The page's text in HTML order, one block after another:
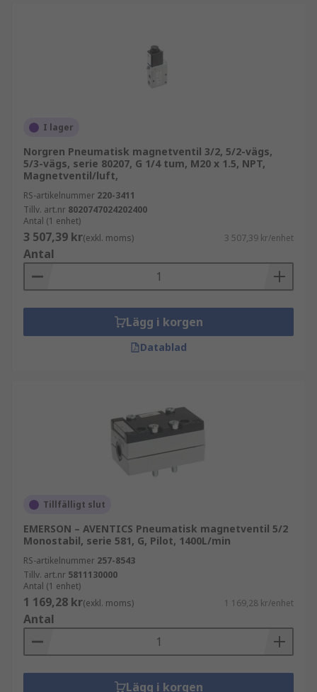
I lager
Norgren Pneumatisk magnetventil 3/2, 5/2-vägs,
5/3-vägs, serie 80207, G 1/4 tum, M20 x 1.5, NPT,
Magnetventil/luft,
RS-artikelnummer 220-3411
Tillv. art.nr 8020747024202400
Antal (1 enhet)
3 507,39 kr(exkl. moms) 3 507,39 kr/enhet
Antal
Lägg i korgen
Datablad
Tillfälligt slut
EMERSON – AVENTICS Pneumatisk magnetventil 5/2
Monostabil, serie 581, G, Pilot, 1400L/min
RS-artikelnummer 257-8543
Tillv. art.nr 5811130000
Antal (1 enhet)
1 169,28 kr(exkl. moms) 1 169,28 kr/enhet
Antal
Lägg i korgen